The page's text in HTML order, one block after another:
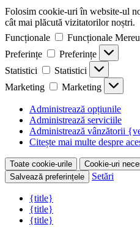
Folosim cookie-uri în website-ul
cât mai plăcută vizitatorilor noștri.
Funcționale
Funcționale
Preferințe
Preferințe
Statistici
Statistici
Marketing
Marketing
Administrează opțiunile
Administrează serviciile
Administrează vânzătorii
Citește mai multe despre
Toate cookie-urile Cookie-uri
Salvează preferințele
Setări
{title}
{title}
{title}